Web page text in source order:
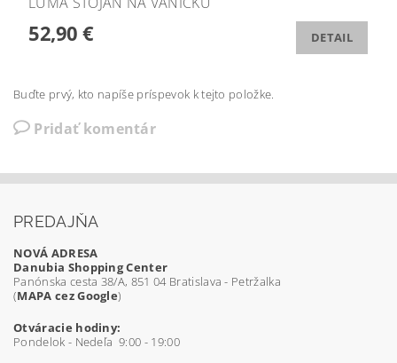
52,90 € DETAIL
Buďte prvý, kto napíše príspevok k tejto položke.
Pridať komentár
PREDAJŇA
NOVÁ ADRESA
Danubia Shopping Center
Panónska cesta 38/A, 851 04 Bratislava - Petržalka
(MAPA cez Google)
Otváracie hodiny:
Pondelok - Nedeľa 9:00 - 19:00